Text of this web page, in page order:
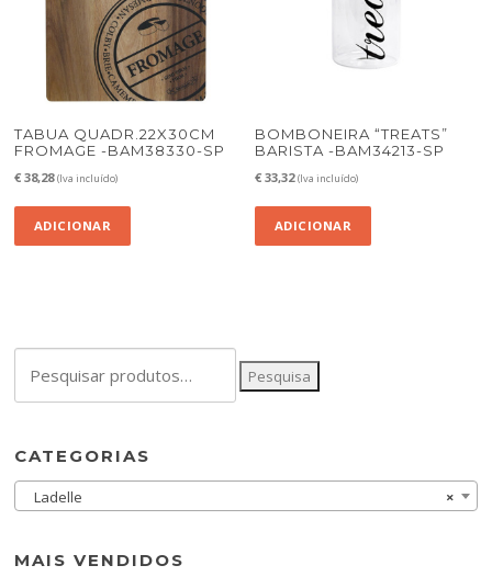
TABUA QUADR.22X30CM
FROMAGE -BAM38330-SP
€ 38,28 (Iva incluído)
ADICIONAR
BOMBONEIRA “TREATS”
BARISTA -BAM34213-SP
€ 33,32 (Iva incluído)
ADICIONAR
por:
Pesquisa
CATEGORIAS
×
Ladelle
MAIS VENDIDOS